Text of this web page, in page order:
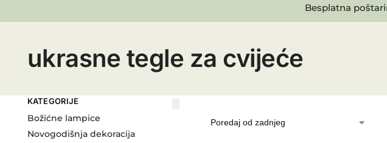
Besplatna
ukrasne tegle za cvijeće
KATEGORIJE
Božićne lampice
Novogodišnja dekoracija